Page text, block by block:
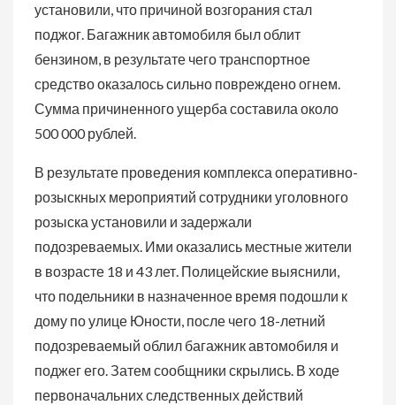
установили, что причиной возгорания стал
поджог. Багажник автомобиля был облит
бензином, в результате чего транспортное
средство оказалось сильно повреждено огнем.
Сумма причиненного ущерба составила около
500 000 рублей.
В результате проведения комплекса оперативно-
розыскных мероприятий сотрудники уголовного
розыска установили и задержали
подозреваемых. Ими оказались местные жители
в возрасте 18 и 43 лет. Полицейские выяснили,
что подельники в назначенное время подошли к
дому по улице Юности, после чего 18-летний
подозреваемый облил багажник автомобиля и
поджег его. Затем сообщники скрылись. В ходе
первоначальних следственных действий